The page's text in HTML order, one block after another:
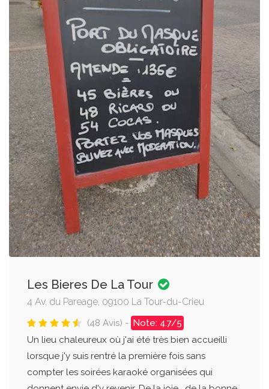
Les Bieres De La Tour
4 Av. du Pareage, 09100 La Tour-du-Crieu
(48 Avis) - Note: 4.7/5
Un lieu chaleureux où j'ai été très bien accueilli
lorsque j'y suis rentré la première fois sans
compter les soirées karaoké organisées qui